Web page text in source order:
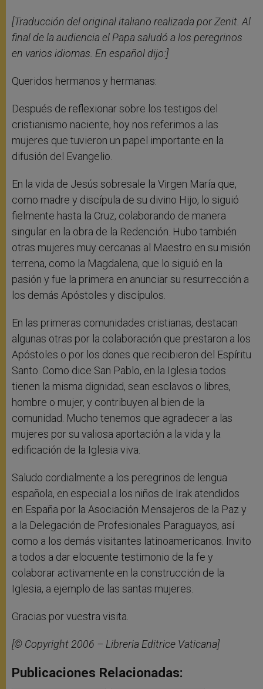
[Traducción del original italiano realizada por Zenit. Al
final de la audiencia el Papa saludó a los peregrinos
en varios idiomas. En español dijo:]
Queridos hermanos y hermanas:
Después de reflexionar sobre los testigos del
cristianismo naciente, hoy nos referimos a las
mujeres que tuvieron un papel importante en la
difusión del Evangelio.
En la vida de Jesús sobresale la Virgen María que,
como madre y discípula de su divino Hijo, lo siguió
fielmente hasta la Cruz, colaborando de manera
singular en la obra de la Redención. Hubo también
otras mujeres muy cercanas al Maestro en su misión
terrena, como la Magdalena, que lo siguió en la
pasión y fue la primera en anunciar su resurrección a
los demás Apóstoles y discípulos.
En las primeras comunidades cristianas, destacan
algunas otras por la colaboración que prestaron a los
Apóstoles o por los dones que recibieron del Espíritu
Santo. Como dice San Pablo, en la Iglesia todos
tienen la misma dignidad, sean esclavos o libres,
hombre o mujer, y contribuyen al bien de la
comunidad. Mucho tenemos que agradecer a las
mujeres por su valiosa aportación a la vida y la
edificación de la Iglesia viva.
Saludo cordialmente a los peregrinos de lengua
española, en especial a los niños de Irak atendidos
en España por la Asociación Mensajeros de la Paz y
a la Delegación de Profesionales Paraguayos, así
como a los demás visitantes latinoamericanos. Invito
a todos a dar elocuente testimonio de la fe y
colaborar activamente en la construcción de la
Iglesia, a ejemplo de las santas mujeres.
Gracias por vuestra visita.
[© Copyright 2006 – Libreria Editrice Vaticana]
Publicaciones Relacionadas: